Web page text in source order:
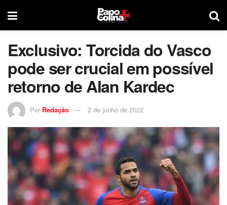
Exclusivo: Torcida do Vasco
pode ser crucial em possível
retorno de Alan Kardec
Por Redação 2 de junho de 2022